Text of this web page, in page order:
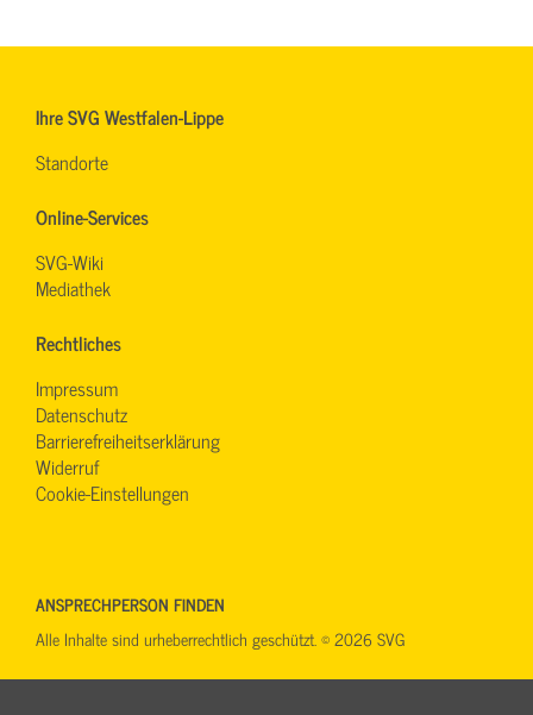
Ihre SVG Westfalen-Lippe
Standorte
Online-Services
SVG-Wiki
Mediathek
Rechtliches
Impressum
Datenschutz
Barrierefreiheitserklärung
Widerruf
Cookie-Einstellungen
ANSPRECHPERSON FINDEN
Alle Inhalte sind urheberrechtlich geschützt. © 2026 SVG